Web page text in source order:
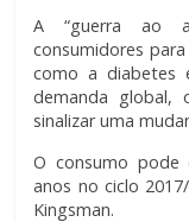
A “guerra ao
consumidores
como a diabetes
demanda
sinalizar uma
O consumo
anos no ciclo
Kingsman.